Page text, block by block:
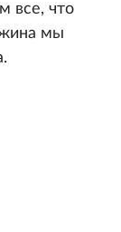
все, что
мы